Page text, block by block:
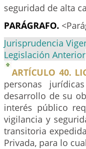
seguridad de alta
PARÁGRAFO.
Jurisprudencia
Legislación Anterior
ARTÍCULO 40.
personas
desarrollo de su
interés público
vigilancia y
transitoria
Privada, para lo